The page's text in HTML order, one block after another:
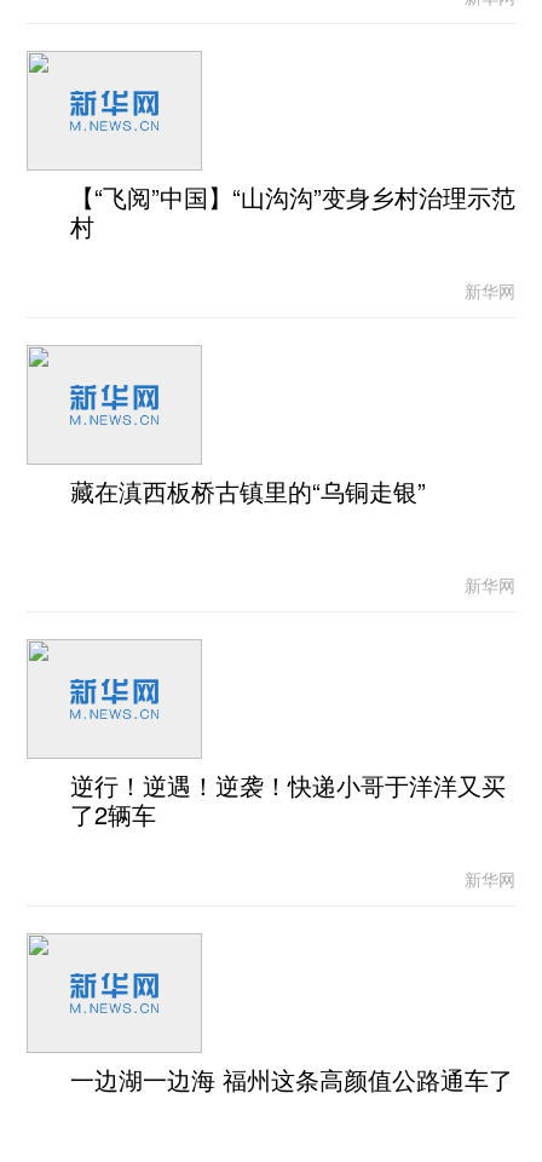
【“飞阅”中国】“山沟沟”变身乡村治理示范
村
新华网
藏在滇西板桥古镇里的“乌铜走银”
新华网
逆行！逆遇！逆袭！快递小哥于洋洋又买
了2辆车
新华网
一边湖一边海 福州这条高颜值公路通车了